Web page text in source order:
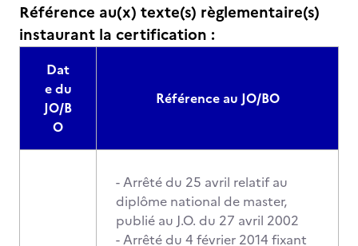
Référence au(x) texte(s) règlementaire(s)
instaurant la certification :
Dat
e du
JO/B
O
Référence au JO/BO
- Arrêté du 25 avril relatif au
diplôme national de master,
publié au J.O. du 27 avril 2002
- Arrêté du 4 février 2014 fixant